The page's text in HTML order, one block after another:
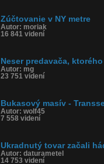
Zúčtovanie v NY metre
Autor: moriak
16 841 videní
Neser predavača,
Autor: mg
23 751 videní
Bukasový masív -
Autor: wolf45
7 558 videní
Ukradnutý tovar začali
Autor: daturametel
14 753 videní